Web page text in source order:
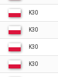
K30
K30
K30
K30